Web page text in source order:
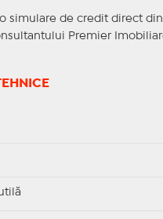
simulare de credit direct
Premier